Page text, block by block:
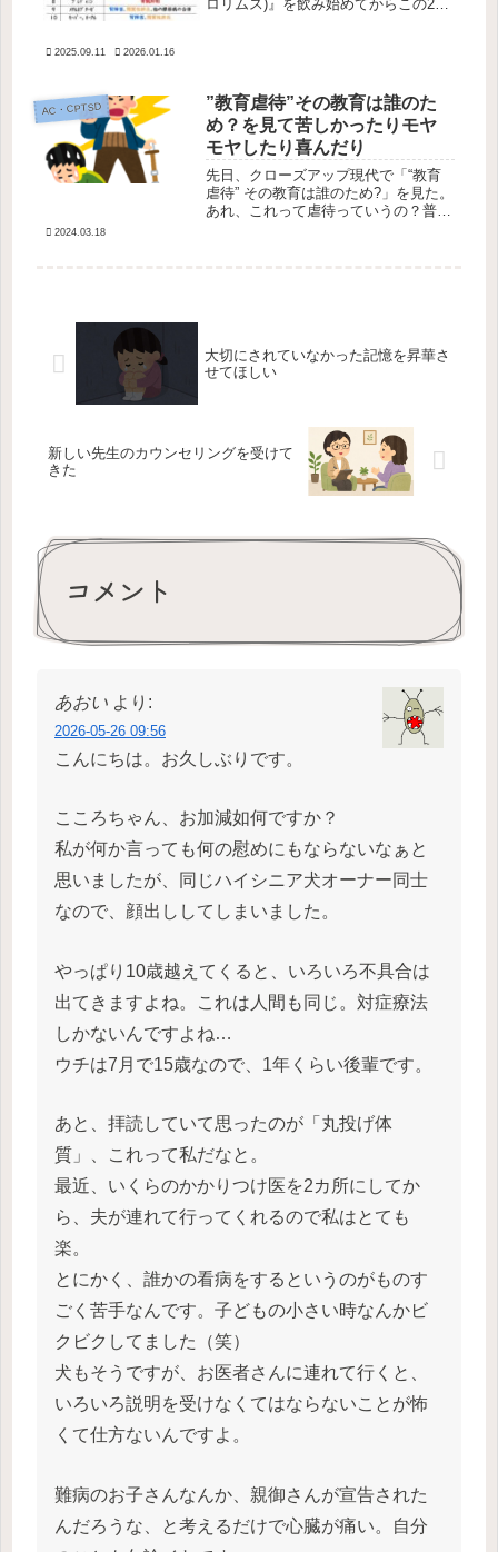
ロリムス)』を飲み始めてからこの2ヶ
2025.09.11 2026.01.16
AC・CPTSD
”教育虐待”その教育は誰のた
め？を見て苦しかったりモヤ
モヤしたり喜んだり
先日、クローズアップ現代で「“教育
虐待” その教育は誰のため?」を見た。
あれ、これって虐待っていうの？普通
2024.03.18
大切にされていなかった記憶を昇華さ
せてほしい
新しい先生のカウンセリングを受けて
きた
コメント
あおい より:
2026-05-26 09:56
こんにちは。お久しぶりです。
こころちゃん、お加減如何ですか？
私が何か言っても何の慰めにもならないなぁと
思いましたが、同じハイシニア犬オーナー同士
なので、顔出ししてしまいました。
やっぱり10歳越えてくると、いろいろ不具合は
出てきますよね。これは人間も同じ。対症療法
しかないんですよね…
ウチは7月で15歳なので、1年くらい後輩です。
あと、拝読していて思ったのが「丸投げ体
質」、これって私だなと。
最近、いくらのかかりつけ医を2カ所にしてか
ら、夫が連れて行ってくれるので私はとても
楽。
とにかく、誰かの看病をするというのがものす
ごく苦手なんです。子どもの小さい時なんかビ
クビクしてました（笑）
犬もそうですが、お医者さんに連れて行くと、
いろいろ説明を受けなくてはならないことが怖
くて仕方ないんですよ。
難病のお子さんなんか、親御さんが宣告された
んだろうな、と考えるだけで心臓が痛い。自分